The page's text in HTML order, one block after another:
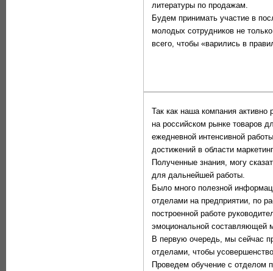
литературы по продажам.
Будем принимать участие в
молодых сотрудников не
всего, чтобы «варились в
Так как наша компания
на российском рынке товаров
ежедневной интенсивной
достижений в области
Полученные знания, могу
для дальнейшей работы.
Было много полезной
отделами на предприятии, по
построенной работе
эмоциональной составляющей
В первую очередь, мы сейчас
отделами, чтобы
Проведем обучение с отделом